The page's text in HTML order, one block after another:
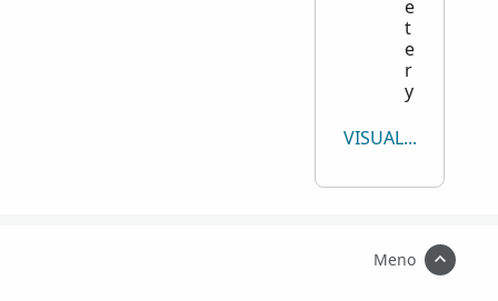
e
t
e
r
y
VISUALIZZA TUTTO
Meno